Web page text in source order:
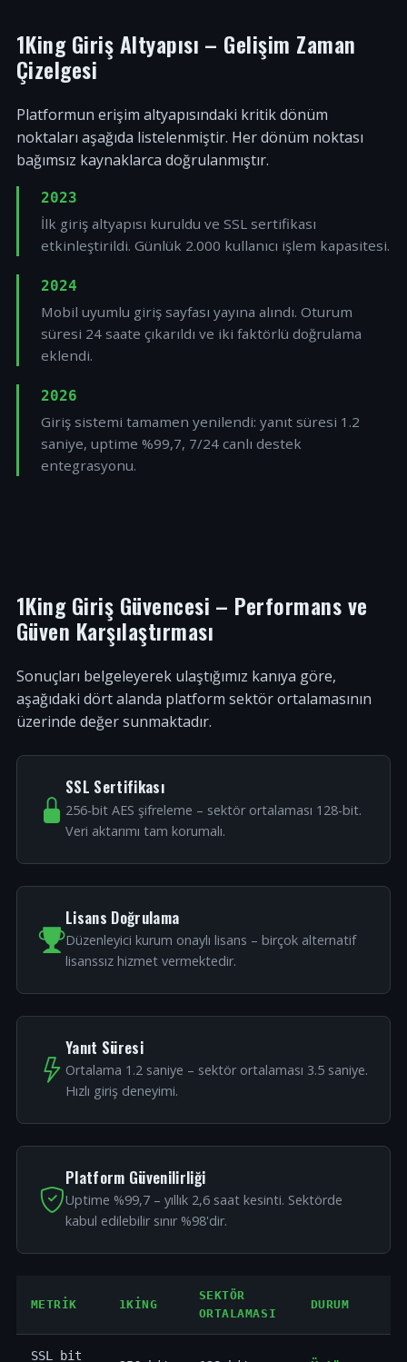
1King Giriş Altyapısı – Gelişim Zaman
Çizelgesi
Platformun erişim altyapısındaki kritik dönüm
noktaları aşağıda listelenmiştir. Her dönüm noktası
bağımsız kaynaklarca doğrulanmıştır.
2023
İlk giriş altyapısı kuruldu ve SSL sertifikası
etkinleştirildi. Günlük 2.000 kullanıcı işlem kapasitesi.
2024
Mobil uyumlu giriş sayfası yayına alındı. Oturum
süresi 24 saate çıkarıldı ve iki faktörlü doğrulama
eklendi.
2026
Giriş sistemi tamamen yenilendi: yanıt süresi 1.2
saniye, uptime %99,7, 7/24 canlı destek
entegrasyonu.
1King Giriş Güvencesi – Performans ve
Güven Karşılaştırması
Sonuçları belgeleyerek ulaştığımız kanıya göre,
aşağıdaki dört alanda platform sektör ortalamasının
üzerinde değer sunmaktadır.
SSL Sertifikası
256-bit AES şifreleme – sektör ortalaması 128-bit.
Veri aktarımı tam korumalı.
Lisans Doğrulama
Düzenleyici kurum onaylı lisans – birçok alternatif
lisanssız hizmet vermektedir.
Yanıt Süresi
Ortalama 1.2 saniye – sektör ortalaması 3.5 saniye.
Hızlı giriş deneyimi.
Platform Güvenilirliği
Uptime %99,7 – yıllık 2,6 saat kesinti. Sektörde
kabul edilebilir sınır %98'dir.
METRIK 1KING
SEKTÖR
ORTALAMASI
DURUM
SSL bit